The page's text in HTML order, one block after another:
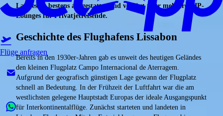
Flüge anfragen
Landes ist bestens ausgestattet und verfügt über mehrere VIP-
Lounges für Privatjetreisende.
Geschichte des Flughafens Lissabon
Bereits in den 1930er-Jahren gab es unweit des heutigen Geländes
den kleinen Flugplatz Campo Internacional de Aterragem.
Aufgrund der geografisch günstigen Lage gewann der Flugplatz
schnell an Bedeutung. In der Frühzeit der Luftfahrt war die am
westlichsten gelegene Hauptstadt Europas der ideale Ausgangspunkt
für Interkontinentalflüge. Zunächst starteten und landeten in